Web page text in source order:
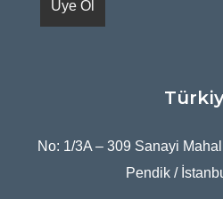
No: 1/3A – 309 Sanayi
Pendik /